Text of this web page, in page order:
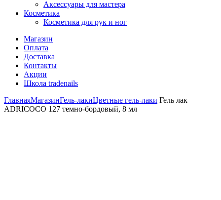
Аксессуары для мастера
Косметика
Косметика для рук и ног
Магазин
Оплата
Доставка
Контакты
Акции
Школа tradenails
ГлавнаяМагазинГель-лакиЦветные гель-лаки Гель лак
ADRICOCO 127 темно-бордовый, 8 мл